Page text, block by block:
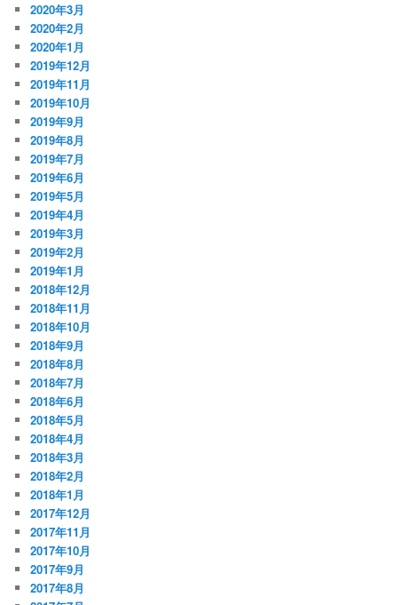
2020年3月
2020年2月
2020年1月
2019年12月
2019年11月
2019年10月
2019年9月
2019年8月
2019年7月
2019年6月
2019年5月
2019年4月
2019年3月
2019年2月
2019年1月
2018年12月
2018年11月
2018年10月
2018年9月
2018年8月
2018年7月
2018年6月
2018年5月
2018年4月
2018年3月
2018年2月
2018年1月
2017年12月
2017年11月
2017年10月
2017年9月
2017年8月